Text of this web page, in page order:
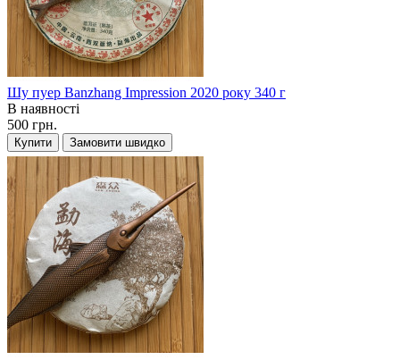
Шу пуер Banzhang Impression 2020 року 340 г
В наявності
500 грн.
Купити Замовити швидко